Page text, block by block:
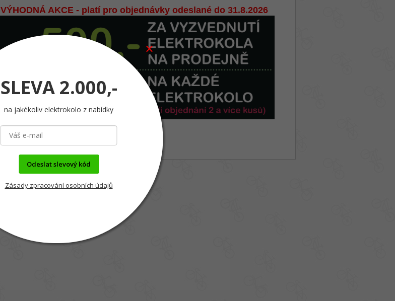
VÝHODNÁ AKCE - platí pro objednávky odeslané do 31.8.2026
SLEVA 2.000,-
na jakékoliv elektrokolo z nabídky
Odeslat slevový kód
Zásady zpracování osobních údajů